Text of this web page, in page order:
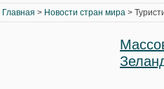
Главная > Новости стран мира >